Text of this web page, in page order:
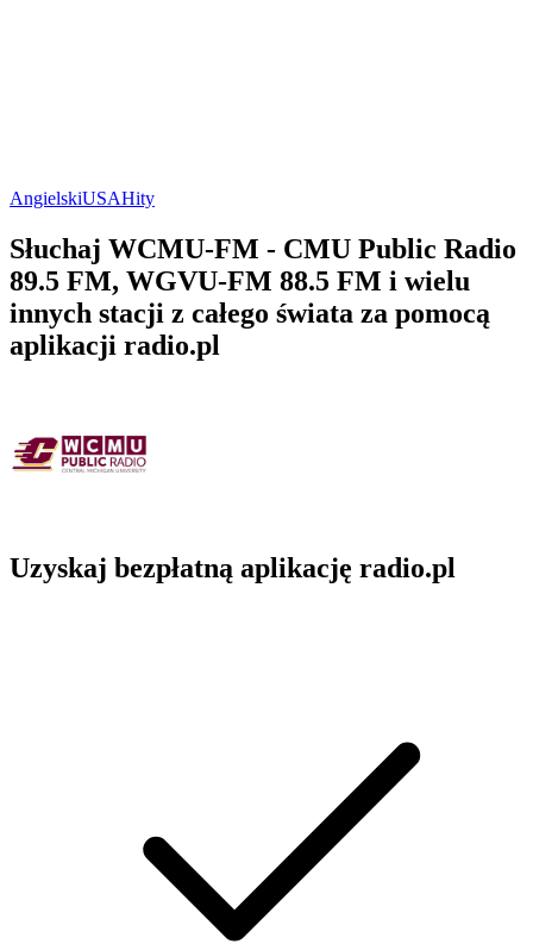
AngielskiUSAHity
Słuchaj WCMU-FM - CMU Public Radio
89.5 FM, WGVU-FM 88.5 FM i wielu
innych stacji z całego świata za pomocą
aplikacji radio.pl
Uzyskaj bezpłatną aplikację radio.pl